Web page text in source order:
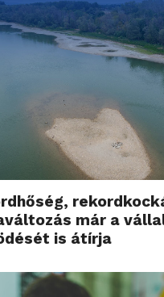
már a
is átírja